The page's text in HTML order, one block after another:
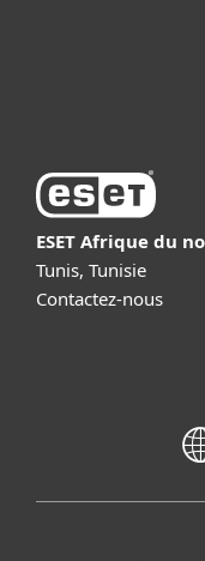
ESET Afrique du
Tunis, Tunisie
Contactez-nous